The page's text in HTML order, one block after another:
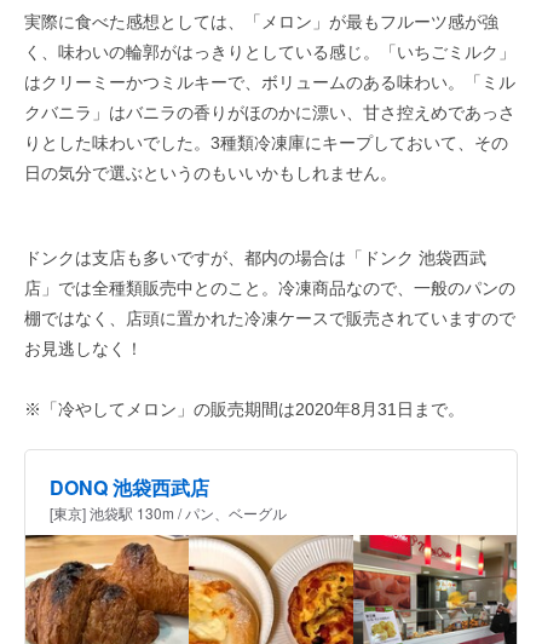
実際に食べた感想としては、「メロン」が最もフルーツ感が強
く、味わいの輪郭がはっきりとしている感じ。「いちごミルク」
はクリーミーかつミルキーで、ボリュームのある味わい。「ミル
クバニラ」はバニラの香りがほのかに漂い、甘さ控えめであっさ
りとした味わいでした。3種類冷凍庫にキープしておいて、その
日の気分で選ぶというのもいいかもしれません。
ドンクは支店も多いですが、都内の場合は「ドンク 池袋西武
店」では全種類販売中とのこと。冷凍商品なので、一般のパンの
棚ではなく、店頭に置かれた冷凍ケースで販売されていますので
お見逃しなく！
※「冷やしてメロン」の販売期間は2020年8月31日まで。
DONQ 池袋西武店
[東京] 池袋駅 130m / パン、ベーグル